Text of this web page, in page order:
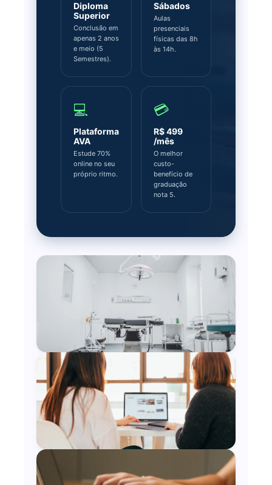
Diploma
Superior
Conclusão em
apenas 2 anos
e meio (5
Semestres).
Sábados
Aulas
presenciais
físicas das 8h
às 14h.
💻
Plataforma
AVA
Estude 70%
online no seu
próprio ritmo.
💳
R$ 499
/mês
O melhor
custo-
benefício de
graduação
nota 5.
LIDERANÇA EM CLÍNICAS & HOSPITAIS